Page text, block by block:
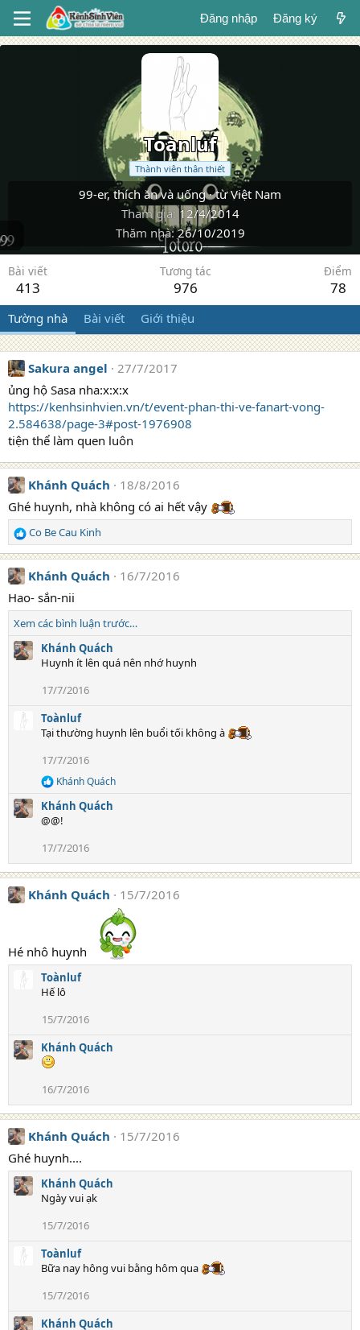
Đăng nhập Đăng ký
Toànluf
Thành viên thân thiết
99-er, thích ăn và uống ·từViệt Nam
Tham gia 12/4/2014
Thăm nhà 26/10/2019
Bài viết
413
Tương tác
976
Điểm
78
Tường nhà Bài viết Giới thiệu
Sakura angel
27/7/2017
ủng hộ Sasa nha:x:x:x
https://kenhsinhvien.vn/t/event-phan-thi-ve-fanart-vong-
2.584638/page-3#post-1976908
tiện thể làm quen luôn
Khánh Quách
18/8/2016
Ghé huynh, nhà không có ai hết vậy
R
e
a
c
t
i
o
n
s
Co Be Cau Kinh
Khánh Quách
16/7/2016
Hao- sắn-nii
Xem các bình luận trước…
Khánh Quách
Huynh ít lên quá nên nhớ huynh
17/7/2016
Toànluf
Tại thường huynh lên buổi tối không à
17/7/2016
R
e
a
c
o
n
s
:
Khánh Quách
Khánh Quách
@@!
17/7/2016
Khánh Quách 15/7/2016
Hé nhô huynh
Toànluf
Hế lô
15/7/2016
Khánh Quách
16/7/2016
Khánh Quách
15/7/2016
Ghé huynh....
Khánh Quách
Ngày vui ạk
15/7/2016
Toànluf
Bữa nay hông vui bằng hôm qua
15/7/2016
Khánh Quách